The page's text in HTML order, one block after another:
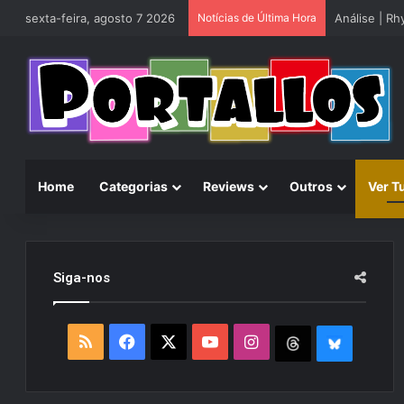
sexta-feira, agosto 7 2026 Notícias de Última Hora Análise |
Home Categorias Reviews Outros Ver
Siga-nos
R
F
Y
I